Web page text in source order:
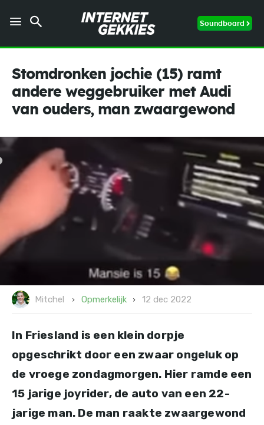
Soundboard
Stomdronken jochie (15) ramt
andere weggebruiker met Audi
van ouders, man zwaargewond
Mitchel Opmerkelijk 12 dec 2022
In Friesland is een klein dorpje
opgeschrikt door een zwaar ongeluk op
de vroege zondagmorgen. Hier ramde een
15 jarige joyrider, de auto van een 22-
jarige man. De man raakte zwaargewond